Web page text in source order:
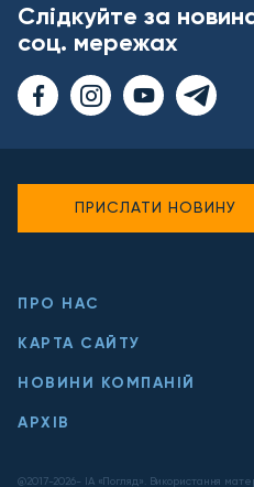
Слідкуйте за
соц. мережах
ПРО НАС
КАРТА САЙТУ
НОВИНИ КОМПАНІЙ
АРХІВ
@2017-2026- ІА «Погляд». Використання
ПРИСЛАТИ НОВИНУ